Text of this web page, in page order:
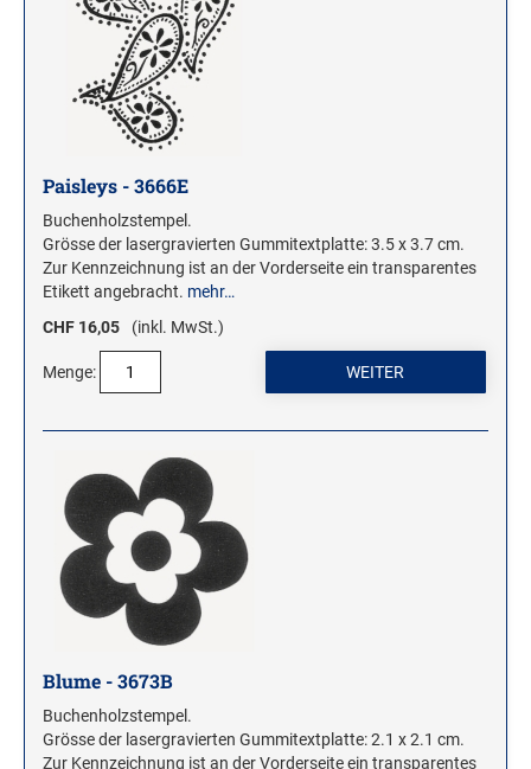
ROLLSTEMPEL
TRODAT VINTAGE STEMPEL
MOTIVSTEMPEL
Weihnachtsstempel
Emoticons Motivstempel
Enten Motivstempel
Geburt Motivstempel
Geburtstag Motivstempel
Hero Arts Holz-Motivstempel
Hochzeit Motivstempel
Mini Motivstempel
Penny Black Motivstempel
Schnecken Motivstempel
Stampendous Motivstempel
Textstempel Motivstempel
Tiere Motivstempel
Trauer Motivstempel
KREATIVBEREICH
Paisleys - 3666E
Buchenholzstempel.
Grösse der lasergravierten Gummitextplatte: 3.5 x 3.7 cm.
Zur Kennzeichnung ist an der Vorderseite ein transparentes
Etikett angebracht. mehr…
CHF 16,05
(inkl. MwSt.)
Menge:
Blume - 3673B
Buchenholzstempel.
Grösse der lasergravierten Gummitextplatte: 2.1 x 2.1 cm.
Zur Kennzeichnung ist an der Vorderseite ein transparentes